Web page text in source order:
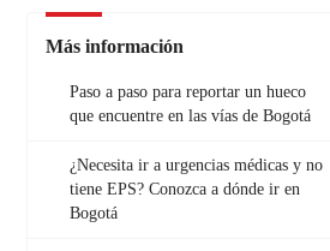
Más información
Paso a paso para reportar un hueco
que encuentre en las vías de Bogotá
¿Necesita ir a urgencias médicas y no
tiene EPS? Conozca a dónde ir en
Bogotá